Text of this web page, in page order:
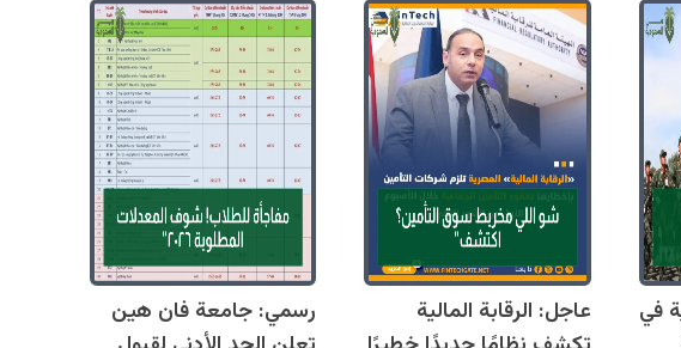
في
عاجل: الرقابة المالية
رسمي: جامعة فان هين